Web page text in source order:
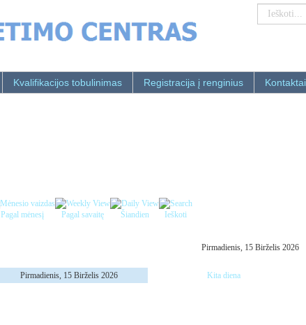
Kvalifikacijos tobulinimas Registracija į renginius Kontaktai
Pagal mėnesį Pagal savaitę Šiandien Ieškoti
Pirmadienis, 15 Birželis 2026
Pirmadienis, 15 Birželis 2026 Kita diena